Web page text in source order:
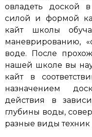
овладеть доской
силой и формой
кайт школы
маневрированию,
воде. После
нашей школе вы
кайт в
назначением
действия в
глубины воды,
разные виды техник